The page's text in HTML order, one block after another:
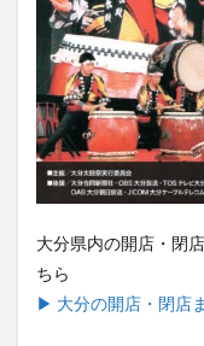
大分県内の開店・閉
ちら
▶ 大分の開店・閉店
絵本
自動販
芋
花
衆議院選挙
話題
豊後大野
買い物
鉄道ジオラマ
開店閉店まとめ